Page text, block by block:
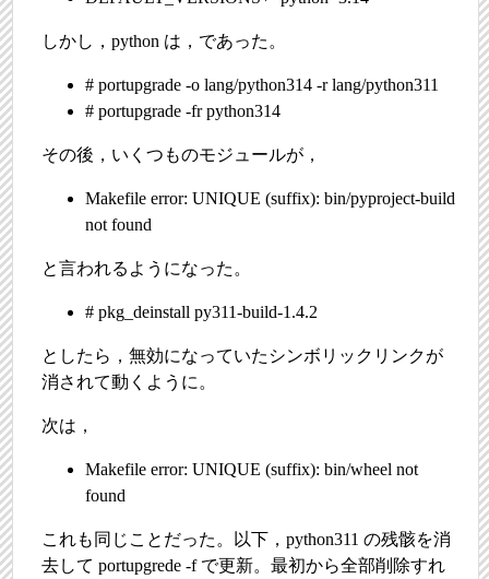
しかし，python は，であった。
# portupgrade -o lang/python314 -r lang/python311
# portupgrade -fr python314
その後，いくつものモジュールが，
Makefile error: UNIQUE (suffix): bin/pyproject-build
not found
と言われるようになった。
# pkg_deinstall py311-build-1.4.2
としたら，無効になっていたシンボリックリンクが
消されて動くように。
次は，
Makefile error: UNIQUE (suffix): bin/wheel not
found
これも同じことだった。以下，python311 の残骸を消
去して portupgrede -f で更新。最初から全部削除すれ